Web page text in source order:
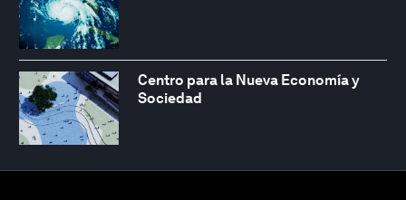
Centro para la Nueva Economía y
Sociedad